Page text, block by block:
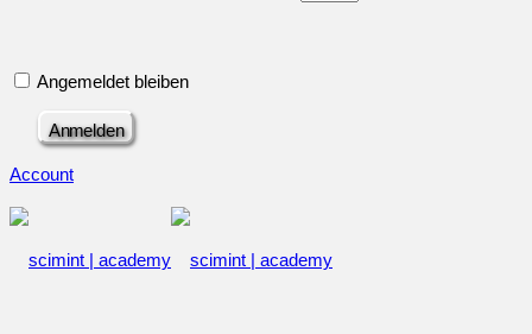
Angemeldet bleiben
Account